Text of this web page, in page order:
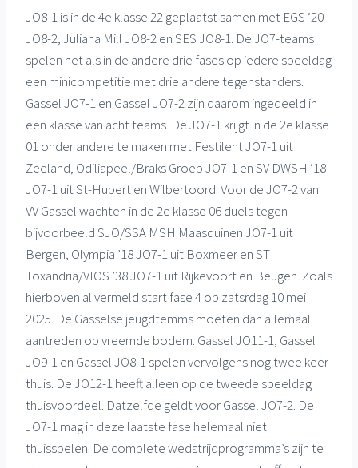
JO8-1 is in de 4e klasse 22 geplaatst samen met EGS ’20
JO8-2, Juliana Mill JO8-2 en SES JO8-1. De JO7-teams
spelen net als in de andere drie fases op iedere speeldag
een minicompetitie met drie andere tegenstanders.
Gassel JO7-1 en Gassel JO7-2 zijn daarom ingedeeld in
een klasse van acht teams. De JO7-1 krijgt in de 2e klasse
01 onder andere te maken met Festilent JO7-1 uit
Zeeland, Odiliapeel/Braks Groep JO7-1 en SV DWSH ’18
JO7-1 uit St-Hubert en Wilbertoord. Voor de JO7-2 van
VV Gassel wachten in de 2e klasse 06 duels tegen
bijvoorbeeld SJO/SSA MSH Maasduinen JO7-1 uit
Bergen, Olympia ’18 JO7-1 uit Boxmeer en ST
Toxandria/VIOS ’38 JO7-1 uit Rijkevoort en Beugen. Zoals
hierboven al vermeld start fase 4 op zatsrdag 10 mei
2025. De Gasselse jeugdtemms moeten dan allemaal
aantreden op vreemde bodem. Gassel JO11-1, Gassel
JO9-1 en Gassel JO8-1 spelen vervolgens nog twee keer
thuis. De JO12-1 heeft alleen op de tweede speeldag
thuisvoordeel. Datzelfde geldt voor Gassel JO7-2. De
JO7-1 mag in deze laatste fase helemaal niet
thuisspelen. De complete wedstrijdprogramma’s zijn te